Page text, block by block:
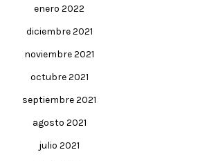
enero 2022
diciembre 2021
noviembre 2021
octubre 2021
septiembre 2021
agosto 2021
julio 2021